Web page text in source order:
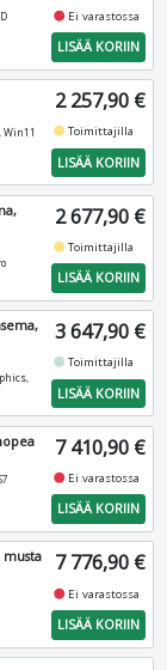
fiber_manual_record Ei varastossa
LISÄÄ KORIIN
Win11
2 257,90 €
fiber_manual_recordToimittajilla
LISÄÄ KORIIN
2 677,90 €
fiber_manual_recordToimittajilla
LISÄÄ KORIIN
3 647,90 €
fiber_manual_recordToimittajilla
LISÄÄ KORIIN
7 410,90 €
fiber_manual_record Ei varastossa
LISÄÄ KORIIN
musta 7 776,90 €
fiber_manual_record Ei varastossa
LISÄÄ KORIIN